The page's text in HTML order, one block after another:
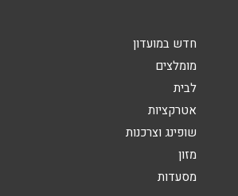
חדש במועדון
מומלצים
לבית
אטרקציות
שופינג וצרכנות
מזון
מסעדות